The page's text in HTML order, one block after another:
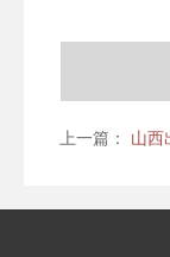
上一篇： 山西